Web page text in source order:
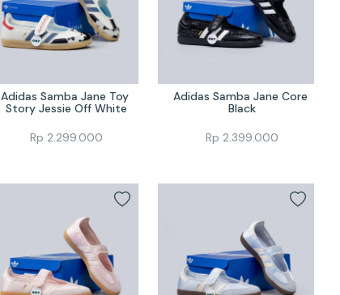
Adidas Samba Jane Toy
Story Jessie Off White
Rp 2.299.000
Adidas Samba Jane Core
Black
Rp 2.399.000